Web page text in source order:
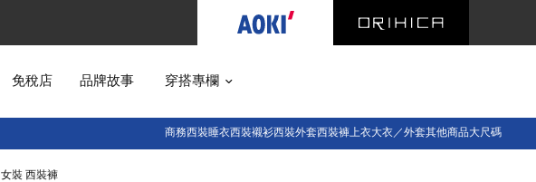
免稅店 品牌故事 穿搭專欄
商務西裝睡衣西裝襯衫西裝外套西裝褲上衣大衣／外套其他商品大尺碼
女裝 西裝褲